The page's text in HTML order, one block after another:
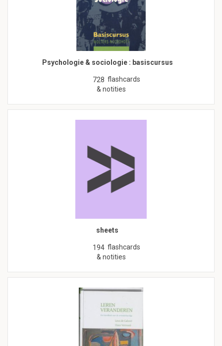
Psychologie & sociologie : basiscursus
728 flashcards
& notities
sheets
194 flashcards
& notities